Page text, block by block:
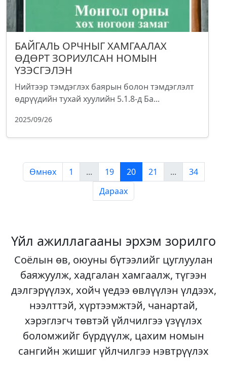
БАЙГАЛЬ ОРЧНЫГ ХАМГААЛАХ
ӨДӨРТ ЗОРИУЛСАН НОМЫН
ҮЗЭСГЭЛЭН
Нийтээр тэмдэглэх баярын болон тэмдэглэлт
өдрүүдийн тухай хуулийн 5.1.8-д Ба...
2025/09/26
Өмнөх 1 ... 19 20 21 ...
34
Дараах
Үйл ажиллагааны эрхэм зорилго
Соёлын өв, оюуны бүтээлийг цуглуулан
баяжуулж, хадгалан хамгаалж, түгээн
дэлгэрүүлэх, хойч үедээ өвлүүлэн үлдээх,
нээлттэй, хүртээмжтэй, чанартай,
хэрэглэгч төвтэй үйлчилгээ үзүүлэх
боломжийг бүрдүүлж, цахим номын
сангийн жишиг үйлчилгээ нэвтрүүлэх